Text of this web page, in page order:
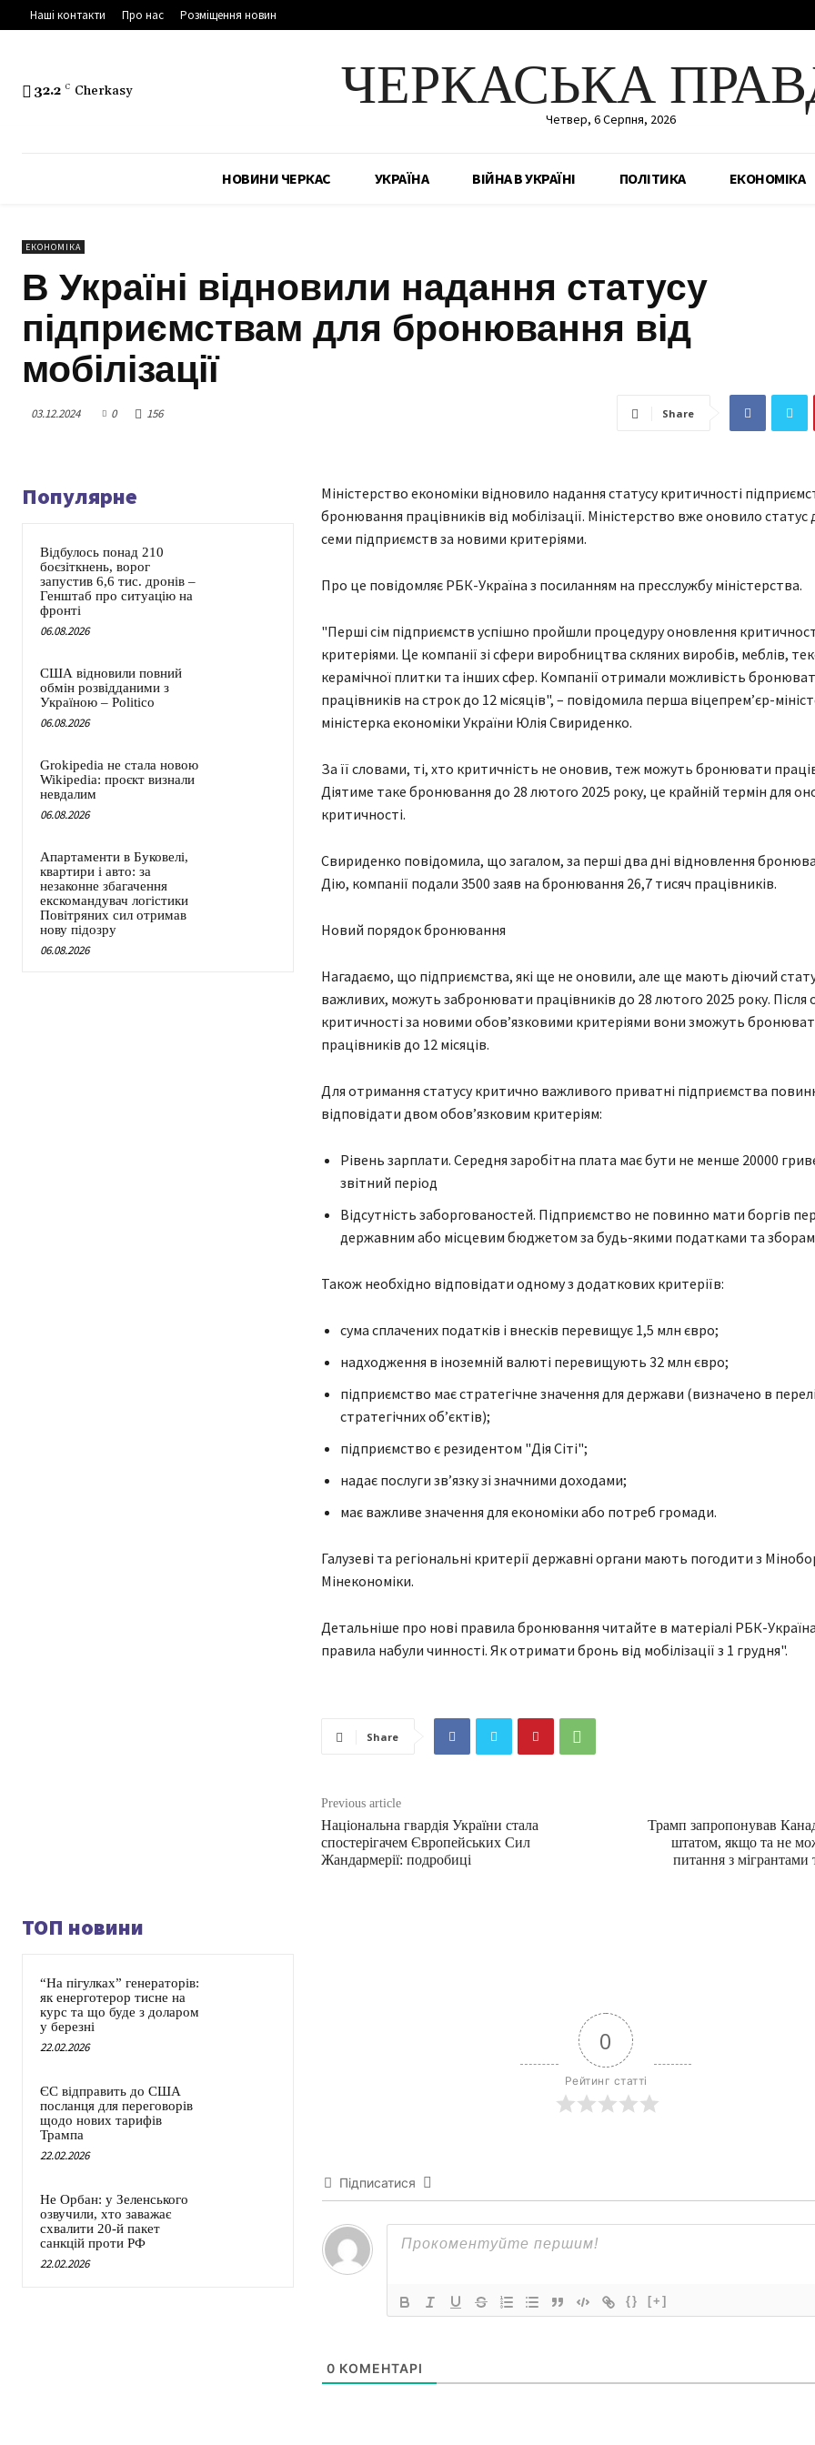
Наші контакти Про нас Розміщення новин
32.2 C Cherkasy ЧЕРКАСЬКА
Четвер, 6 Серпня, 2026
НОВИНИ ЧЕРКАС УКРАЇНА ВІЙНА В УКРАЇНІ ПОЛІТИКА ЕКОНОМІКА
ЕКОНОМІКА
В Україні відновили надання статусу
підприємствам для бронювання від
мобілізації
03.12.2024 0 156 Share
Популярне
Відбулось понад 210
боєзіткнень, ворог
запустив 6,6 тис. дронів –
Генштаб про ситуацію на
фронті
06.08.2026
США відновили повний
обмін розвідданими з
Україною – Politico
06.08.2026
Grokipedia не стала новою
Wikipedia: проєкт визнали
невдалим
06.08.2026
Апартаменти в Буковелі,
квартири і авто: за
незаконне збагачення
екскомандувач логістики
Повітряних сил отримав
нову підозру
06.08.2026
Міністерство економіки відновило надання статусу критичності
бронювання працівників від мобілізації. Міністерство вже оновило
семи підприємств за новими критеріями.
Про це повідомляє РБК-Україна з посиланням на пресслужбу міністерства.
"Перші сім підприємств успішно пройшли процедуру оновлення
критеріями. Це компанії зі сфери виробництва скляних виробів, меблів,
керамічної плитки та інших сфер. Компанії отримали можливість
працівників на строк до 12 місяців", – повідомила перша віцепрем’єр-
міністерка економіки України Юлія Свириденко.
За її словами, ті, хто критичність не оновив, теж можуть бронювати
Діятиме таке бронювання до 28 лютого 2025 року, це крайній термін для
критичності.
Свириденко повідомила, що загалом, за перші два дні відновлення
Дію, компанії подали 3500 заяв на бронювання 26,7 тисяч працівників.
Новий порядок бронювання
Нагадаємо, що підприємства, які ще не оновили, але ще мають діючий
важливих, можуть забронювати працівників до 28 лютого 2025 року. Після
критичності за новими обов’язковими критеріями вони зможуть
працівників до 12 місяців.
Для отримання статусу критично важливого приватні підприємства
відповідати двом обов’язковим критеріям:
Рівень зарплати. Середня заробітна плата має бути не менше 20000
звітний період
Відсутність заборгованостей. Підприємство не повинно мати боргів
державним або місцевим бюджетом за будь-якими податками та
Також необхідно відповідати одному з додаткових критеріїв:
сума сплачених податків і внесків перевищує 1,5 млн євро;
надходження в іноземній валюті перевищують 32 млн євро;
підприємство має стратегічне значення для держави (визначено в
стратегічних об’єктів);
підприємство є резидентом "Дія Сіті";
надає послуги зв’язку зі значними доходами;
має важливе значення для економіки або потреб громади.
Галузеві та регіональні критерії державні органи мають погодити з
Мінекономіки.
Детальніше про нові правила бронювання читайте в матеріалі РБК-
правила набули чинності. Як отримати бронь від мобілізації з 1 грудня".
Share
Previous article
Національна гвардія України стала
спостерігачем Європейських Сил
Жандармерії: подробиці
Трамп запропонував
штатом, якщо та не
питання з мігрантами
ТОП новини
“На пігулках” генераторів:
як енерготерор тисне на
курс та що буде з доларом
у березні
22.02.2026
ЄС відправить до США
посланця для переговорів
щодо нових тарифів
Трампа
22.02.2026
Не Орбан: у Зеленського
озвучили, хто заважає
схвалити 20-й пакет
санкцій проти РФ
22.02.2026
0
Рейтинг статті
Підписатися
{} [+]
0 КОМЕНТАРІ